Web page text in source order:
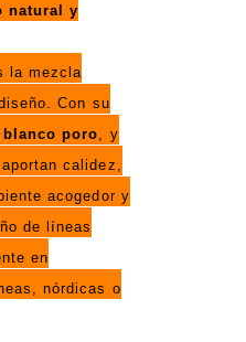
natural y
la mezcla
Con su
poro , y
calidez,
acogedor y
de líneas
en
nórdicas o